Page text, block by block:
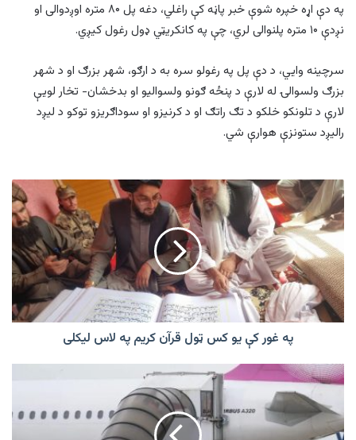
په دې اړه خپره شوې خبر پاڼه کې راغلي، دغه پل ۸۰ متره اوږدوالی او
نږدې ۱۰ متره پلنوالی لري، چې په کانکریټي ډول رغول کیږي.
سرچینه وايي، د دې پل په رغولو سره به د ارګو، شهر بزرګ او د شهر
بزرګ ولسوالۍ له لارې د پنځه ګونو ولسوالیو او بدخشان- تخار لویې
لارې د تلونکو خلکو د تګ راتګ او د کرنیزو او سوداګریزو توکو د لیږد
رالیږد ستونزې هوارې شي.
په
غور
کې
یو
کس
ټول
قرآن
کریم
په
په غور کې یو کس ټول قرآن کریم په لاس لیکلی
جرمني:
افغان
کډوال
به